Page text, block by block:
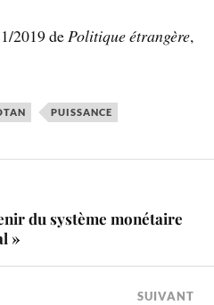
2019 de Politique étrangère,
PUISSANCE
du système monétaire
»
SUIVANT